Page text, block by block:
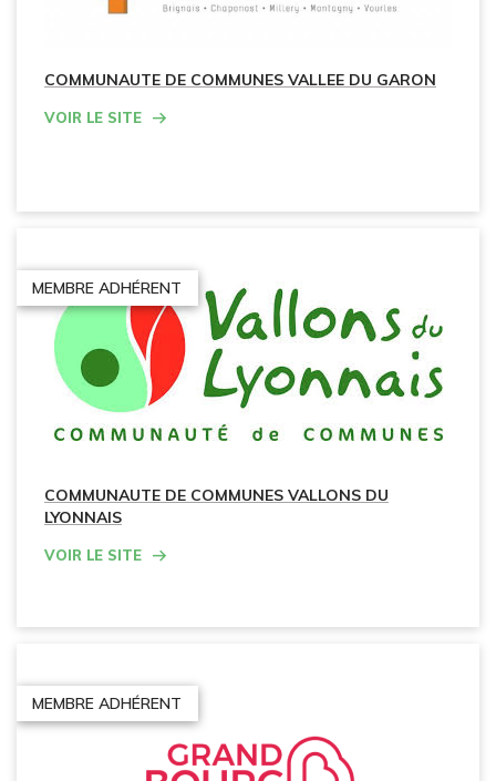
COMMUNAUTE DE COMMUNES VALLEE DU GARON
Voir le site
MEMBRE ADHÉRENT
COMMUNAUTE DE COMMUNES VALLONS DU
LYONNAIS
Voir le site
MEMBRE ADHÉRENT